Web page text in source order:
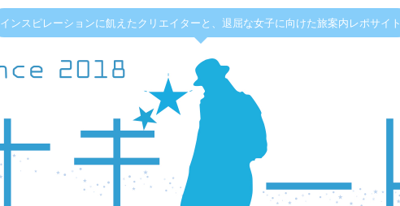
インスピレーションに飢えたクリエイターと、退屈な女子に向けた旅案内レポサイト